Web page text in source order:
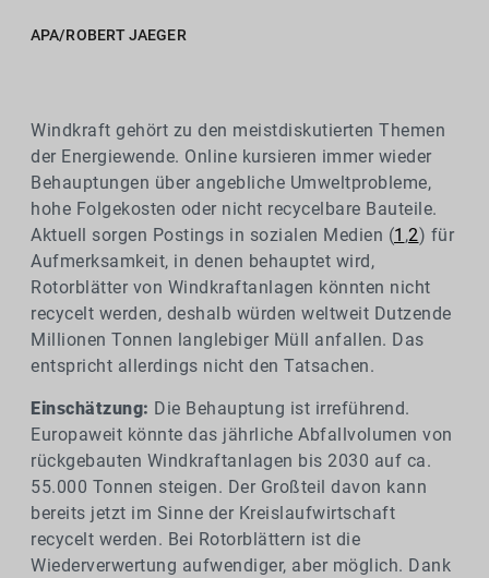
APA/ROBERT JAEGER
Windkraft gehört zu den meistdiskutierten Themen
der Energiewende. Online kursieren immer wieder
Behauptungen über angebliche Umweltprobleme,
hohe Folgekosten oder nicht recycelbare Bauteile.
Aktuell sorgen Postings in sozialen Medien (1 ,2) für
Aufmerksamkeit, in denen behauptet wird,
Rotorblätter von Windkraftanlagen könnten nicht
recycelt werden, deshalb würden weltweit Dutzende
Millionen Tonnen langlebiger Müll anfallen. Das
entspricht allerdings nicht den Tatsachen.
Einschätzung: Die Behauptung ist irreführend.
Europaweit könnte das jährliche Abfallvolumen von
rückgebauten Windkraftanlagen bis 2030 auf ca.
55.000 Tonnen steigen. Der Großteil davon kann
bereits jetzt im Sinne der Kreislaufwirtschaft
recycelt werden. Bei Rotorblättern ist die
Wiederverwertung aufwendiger, aber möglich. Dank